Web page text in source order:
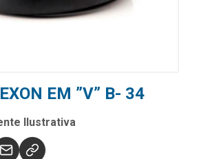
EM ”V” B- 34
Ilustrativa